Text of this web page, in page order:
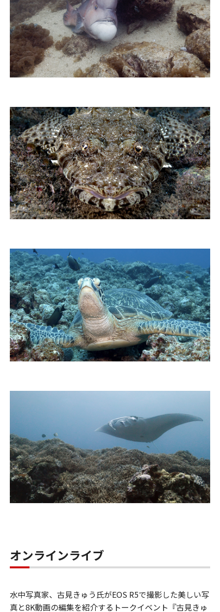
オンラインライブ
水中写真家、古見きゅう氏がEOS R5で撮影した美しい写
真と8K動画の編集を紹介するトークイベント『古見きゅ